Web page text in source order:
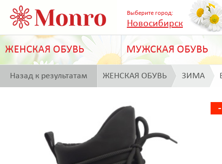
Выберите город:
Новосибирск
ЖЕНСКАЯ ОБУВЬ МУЖСКАЯ ОБУВЬ
Назад к результатам ЖЕНСКАЯ ОБУВЬ ЗИМА